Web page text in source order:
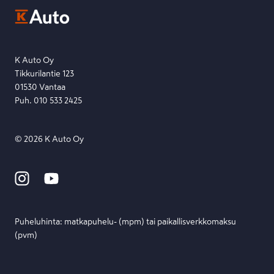
Etsi toimipiste
K Auto Oy
Tikkurilantie 123
01530 Vantaa
Puh. 010 533 2425
© 2026 K Auto Oy
Puheluhinta: matka­puhelu- (mpm) tai paikallis­verkko­maksu
(pvm)